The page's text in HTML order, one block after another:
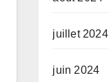
juillet 2024
juin 2024